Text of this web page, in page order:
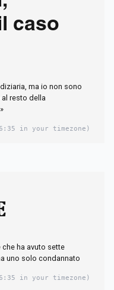
caso
ma io non sono
resto della
in your timezone)
ha avuto sette
uno solo condannato
in your timezone)